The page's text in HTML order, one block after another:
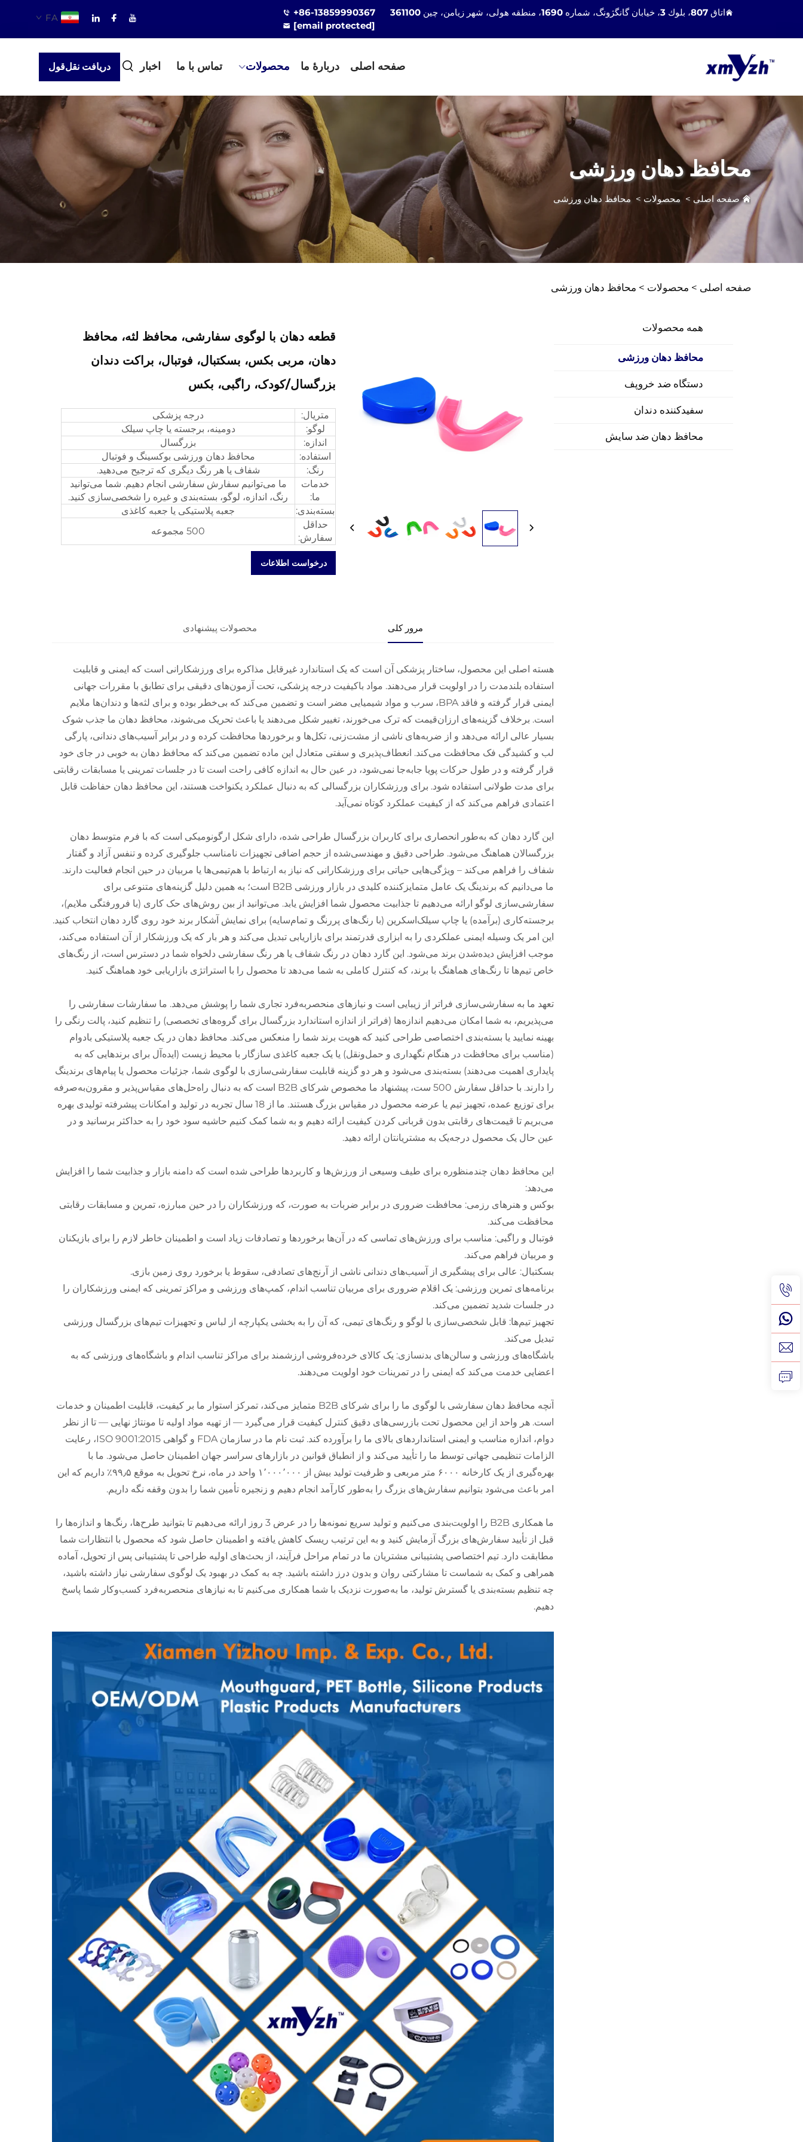
اتاق 807، بلوك 3، خیابان گانگژونگ، شماره 1690، منطقه هولی، شهر زیامن، چین 361100
+86-13859990367
[email protected]
FA
صفحه اصلی دربارهٔ ما محصولات تماس با ما اخبار دریافت نقل‌قول
محافظ دهان ورزشی
صفحه اصلی > محصولات > محافظ دهان ورزشی
صفحه اصلی > محصولات > محافظ دهان ورزشی
همه محصولات
محافظ دهان ورزشی
دستگاه ضد خروپف
سفیدکننده دندان
محافظ دهان ضد سایش
قطعه دهان با لوگوی سفارشی، محافظ لثه، محافظ
دهان، مربی بکس، بسکتبال، فوتبال، براکت دندان
بزرگسال/کودک، راگبی، بکس
متریال:
درجه پزشکی
لوگو:
دومینه، برجسته یا چاپ سیلک
اندازه:
بزرگسال
استفاده:
محافظ دهان ورزشی بوکسینگ و فوتبال
رنگ:
شفاف یا هر رنگ دیگری که ترجیح می‌دهید.
خدمات
ما:
ما می‌توانیم سفارش سفارشی انجام دهیم. شما می‌توانید
رنگ، اندازه، لوگو، بسته‌بندی و غیره را شخصی‌سازی کنید.
بسته‌بندی:
جعبه پلاستیکی یا جعبه کاغذی
حداقل
سفارش:
500 مجموعه
درخواست اطلاعات
مرور کلی محصولات پیشنهادی
هسته اصلی این محصول، ساختار پزشکی آن است که یک استاندارد غیرقابل مذاکره برای ورزشکارانی است که ایمنی و قابلیت
استفاده بلندمدت را در اولویت قرار می‌دهند. مواد باکیفیت درجه پزشکی، تحت آزمون‌های دقیقی برای تطابق با مقررات جهانی
ایمنی قرار گرفته و فاقد BPA، سرب و مواد شیمیایی مضر است و تضمین می‌کند که بی‌خطر بوده و برای لثه‌ها و دندان‌ها ملایم
است. برخلاف گزینه‌های ارزان‌قیمت که ترک می‌خورند، تغییر شکل می‌دهند یا باعث تحریک می‌شوند، محافظ دهان ما جذب شوک
بسیار عالی ارائه می‌دهد و از ضربه‌های ناشی از مشت‌زنی، تکل‌ها و برخوردها محافظت کرده و در برابر آسیب‌های دندانی، پارگی
لب و کشیدگی فک محافظت می‌کند. انعطاف‌پذیری و سفتی متعادل این ماده تضمین می‌کند که محافظ دهان به خوبی در جای خود
قرار گرفته و در طول حرکات پویا جابه‌جا نمی‌شود، در عین حال به اندازه کافی راحت است تا در جلسات تمرینی یا مسابقات رقابتی
برای مدت طولانی استفاده شود. برای ورزشکاران بزرگسالی که به دنبال عملکرد یکنواخت هستند، این محافظ دهان حفاظت قابل
اعتمادی فراهم می‌کند که از کیفیت عملکرد کوتاه نمی‌آید.
این گارد دهان که به‌طور انحصاری برای کاربران بزرگسال طراحی شده، دارای شکل ارگونومیکی است که با فرم متوسط دهان
بزرگسالان هماهنگ می‌شود. طراحی دقیق و مهندسی‌شده از حجم اضافی تجهیزات نامناسب جلوگیری کرده و تنفس آزاد و گفتار
شفاف را فراهم می‌کند – ویژگی‌هایی حیاتی برای ورزشکارانی که نیاز به ارتباط با هم‌تیمی‌ها یا مربیان در حین انجام فعالیت دارند.
ما می‌دانیم که برندینگ یک عامل متمایزکننده کلیدی در بازار ورزشی B2B است؛ به همین دلیل گزینه‌های متنوعی برای
سفارشی‌سازی لوگو ارائه می‌دهیم تا جذابیت محصول شما افزایش یابد. می‌توانید از بین روش‌های حک کاری (با فرورفتگی ملایم)،
برجسته‌کاری (برآمده) یا چاپ سیلک‌اسکرین (با رنگ‌های پررنگ و تمام‌سایه) برای نمایش آشکار برند خود روی گارد دهان انتخاب کنید.
این امر یک وسیله ایمنی عملکردی را به ابزاری قدرتمند برای بازاریابی تبدیل می‌کند و هر بار که یک ورزشکار از آن استفاده می‌کند،
موجب افزایش دیده‌شدن برند می‌شود. این گارد دهان در رنگ شفاف یا هر رنگ سفارشی دلخواه شما در دسترس است، از رنگ‌های
خاص تیم‌ها تا رنگ‌های هماهنگ با برند، که کنترل کاملی به شما می‌دهد تا محصول را با استراتژی بازاریابی خود هماهنگ کنید.
تعهد ما به سفارشی‌سازی فراتر از زیبایی است و نیازهای منحصربه‌فرد تجاری شما را پوشش می‌دهد. ما سفارشات سفارشی را
می‌پذیریم، به شما امکان می‌دهیم اندازه‌ها (فراتر از اندازه استاندارد بزرگسال برای گروه‌های تخصصی) را تنظیم کنید، پالت رنگی را
بهینه نمایید یا بسته‌بندی اختصاصی طراحی کنید که هویت برند شما را منعکس می‌کند. محافظ دهان در یک جعبه پلاستیکی بادوام
(مناسب برای محافظت در هنگام نگهداری و حمل‌ونقل) یا یک جعبه کاغذی سازگار با محیط زیست (ایده‌آل برای برندهایی که به
پایداری اهمیت می‌دهند) بسته‌بندی می‌شود و هر دو گزینه قابلیت سفارشی‌سازی با لوگوی شما، جزئیات محصول یا پیام‌های برندینگ
را دارند. با حداقل سفارش 500 ست، پیشنهاد ما مخصوص شرکای B2B است که به دنبال راه‌حل‌های مقیاس‌پذیر و مقرون‌به‌صرفه
برای توزیع عمده، تجهیز تیم یا عرضه محصول در مقیاس بزرگ هستند. ما از 18 سال تجربه در تولید و امکانات پیشرفته تولیدی بهره
می‌بریم تا قیمت‌های رقابتی بدون قربانی کردن کیفیت ارائه دهیم و به شما کمک کنیم حاشیه سود خود را به حداکثر برسانید و در
عین حال یک محصول درجه‌یک به مشتریانتان ارائه دهید.
این محافظ دهان چندمنظوره برای طیف وسیعی از ورزش‌ها و کاربردها طراحی شده است که دامنه بازار و جذابیت شما را افزایش
می‌دهد:
بوکس و هنرهای رزمی: محافظت ضروری در برابر ضربات به صورت، که ورزشکاران را در حین مبارزه، تمرین و مسابقات رقابتی
محافظت می‌کند.
فوتبال و راگبی: مناسب برای ورزش‌های تماسی که در آن‌ها برخوردها و تصادفات زیاد است و اطمینان خاطر لازم را برای بازیکنان
و مربیان فراهم می‌کند.
بسکتبال: عالی برای پیشگیری از آسیب‌های دندانی ناشی از آرنج‌های تصادفی، سقوط یا برخورد روی زمین بازی.
برنامه‌های تمرین ورزشی: یک اقلام ضروری برای مربیان تناسب اندام، کمپ‌های ورزشی و مراکز تمرینی که ایمنی ورزشکاران را
در جلسات شدید تضمین می‌کند.
تجهیز تیم‌ها: قابل شخصی‌سازی با لوگو و رنگ‌های تیمی، که آن را به بخشی یکپارچه از لباس و تجهیزات تیم‌های بزرگسال ورزشی
تبدیل می‌کند.
باشگاه‌های ورزشی و سالن‌های بدنسازی: یک کالای خرده‌فروشی ارزشمند برای مراکز تناسب اندام و باشگاه‌های ورزشی که به
اعضایی خدمت می‌کند که ایمنی را در تمرینات خود اولویت می‌دهند.
آنچه محافظ دهان سفارشی با لوگوی ما را برای شرکای B2B متمایز می‌کند، تمرکز استوار ما بر کیفیت، قابلیت اطمینان و خدمات
است. هر واحد از این محصول تحت بازرسی‌های دقیق کنترل کیفیت قرار می‌گیرد — از تهیه مواد اولیه تا مونتاژ نهایی — تا از نظر
دوام، اندازه مناسب و ایمنی استانداردهای بالای ما را برآورده کند. ثبت نام ما در سازمان FDA و گواهی ISO 9001:2015، رعایت
الزامات تنظیمی جهانی توسط ما را تأیید می‌کند و از انطباق قوانین در بازارهای سراسر جهان اطمینان حاصل می‌شود. ما با
بهره‌گیری از یک کارخانه ۶۰۰۰ متر مربعی و ظرفیت تولید بیش از ۱٬۰۰۰٬۰۰۰ واحد در ماه، نرخ تحویل به موقع ۹۹٫۵٪ داریم که این
امر باعث می‌شود بتوانیم سفارش‌های بزرگ را به‌طور کارآمد انجام دهیم و زنجیره تأمین شما را بدون وقفه نگه داریم.
ما همکاری B2B را اولویت‌بندی می‌کنیم و تولید سریع نمونه‌ها را در عرض 3 روز ارائه می‌دهیم تا بتوانید طرح‌ها، رنگ‌ها و اندازه‌ها را
قبل از تأیید سفارش‌های بزرگ آزمایش کنید و به این ترتیب ریسک کاهش یافته و اطمینان حاصل شود که محصول با انتظارات شما
مطابقت دارد. تیم اختصاصی پشتیبانی مشتریان ما در تمام مراحل فرآیند، از بحث‌های اولیه طراحی تا پشتیبانی پس از تحویل، آماده
همراهی و کمک به شماست تا مشارکتی روان و بدون درز داشته باشید. چه به کمک در بهبود یک لوگوی سفارشی نیاز داشته باشید،
چه تنظیم بسته‌بندی یا گسترش تولید، ما به‌صورت نزدیک با شما همکاری می‌کنیم تا به نیازهای منحصربه‌فرد کسب‌وکار شما پاسخ
دهیم.